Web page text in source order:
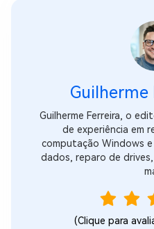
Guilherme
Guilherme Ferreira, o
de experiência em
computação Windows
dados, reparo de
(Clique para